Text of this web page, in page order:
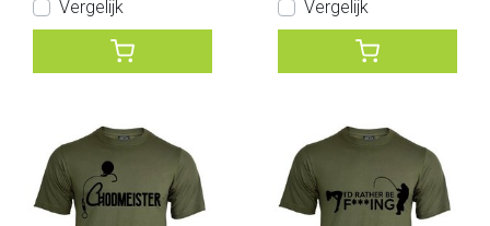
Vergelijk Vergelijk